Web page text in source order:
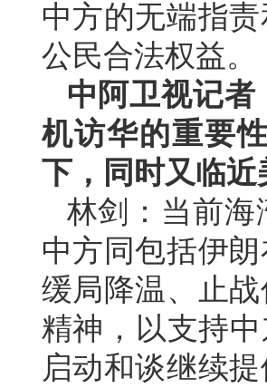
中方的无端指
公民合法权益。
中阿卫视记
机访华的重要
下，同时又临
林剑：当前海
中方同包括伊
缓局降温、止
精神，以支持
启动和谈继续